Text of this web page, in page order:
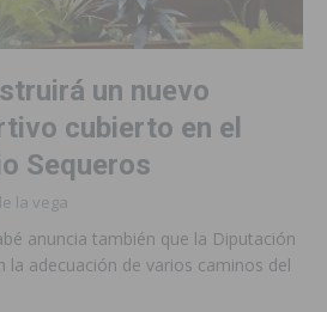
un nuevo
cubierto en el
Sequeros
la vega
anuncia también que la Diputación
la adecuación de varios caminos del